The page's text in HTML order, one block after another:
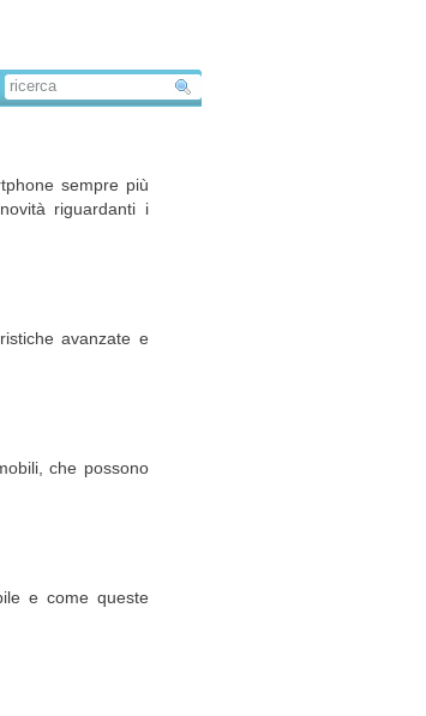
sempre più
riguardanti i
avanzate e
che possono
e come queste